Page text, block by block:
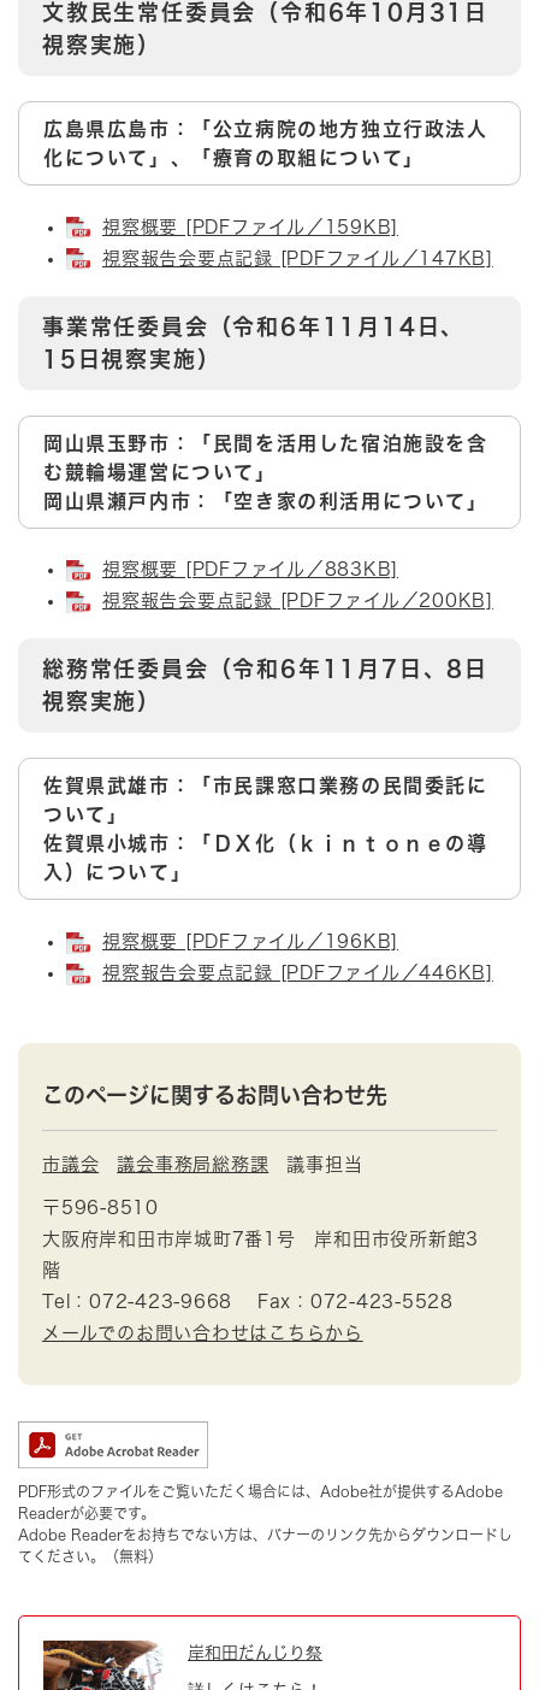
文教民生常任委員会（令和6年10月31日
視察実施）
広島県広島市：「公立病院の地方独立行政法人
化について」、「療育の取組について」
視察概要 [PDFファイル／159KB]
視察報告会要点記録 [PDFファイル／147KB]
事業常任委員会（令和6年11月14日、
15日視察実施）
岡山県玉野市​：「民間を活用した宿泊施設を含
む競輪場運営について」
岡山県瀬戸内市：「空き家の利活用について」
視察概要 [PDFファイル／883KB]
視察報告会要点記録 [PDFファイル／200KB]
総務常任委員会（令和6年11月7日、8日
視察実施）
佐賀県武雄市：「市民課窓口業務の民間委託に
ついて」
佐賀県小城市：「ＤＸ化（ｋｉｎｔｏｎｅの導
入）について」
視察概要 [PDFファイル／196KB]
視察報告会要点記録 [PDFファイル／446KB]
このページに関するお問い合わせ先
市議会 議会事務局総務課 議事担当
〒596-8510
大阪府岸和田市岸城町7番1号 岸和田市役所新館3
階
Tel：072-423-9668
Fax：072-423-5528
メールでのお問い合わせはこちらから
PDF形式のファイルをご覧いただく場合には、Adobe社が提供するAdobe
Readerが必要です。
Adobe Readerをお持ちでない方は、バナーのリンク先からダウンロードし
てください。（無料）
岸和田だんじり祭